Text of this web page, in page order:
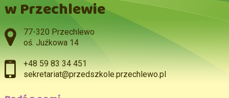
w Przechlewie
Adres pocztowy:
77-320 Przechlewo
oś. Juźkowa 14
+48 59 83 34 451
sekretariat@przedszkole.przechlewo.pl